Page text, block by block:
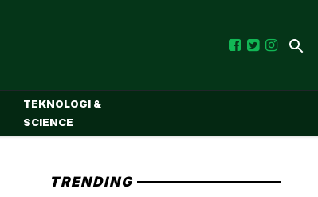
TEKNOLOGI &
SCIENCE
TRENDING